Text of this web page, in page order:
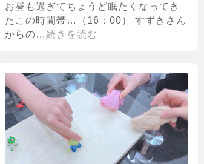
お昼も過ぎてちょうど眠たくなってき
たこの時間帯…（16：00） すずきさん
からの…続きを読む